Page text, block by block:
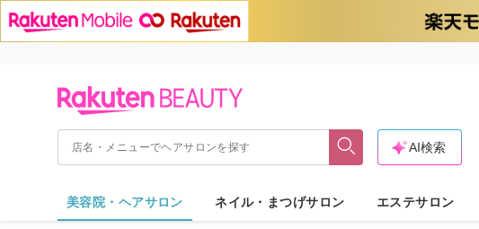
AI検索
美容院・ヘアサロン ネイル・まつげサロン エステサロン